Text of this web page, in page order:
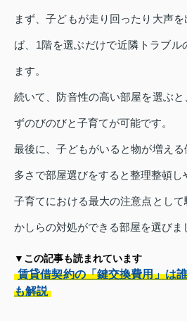
まず、子どもが走り回ったり大声
ば、1階を選ぶだけで近隣トラブ
ます。
続いて、防音性の高い部屋を選ぶ
ずのびのびと子育てが可能です。
最後に、子どもがいると物が増え
多さで部屋選びをすると整理整頓し
子育てにおける最大の注意点とし
かしらの対処ができる部屋を選びま
▼この記事も読まれています
賃貸借契約の「鍵交換費用」は
も解説